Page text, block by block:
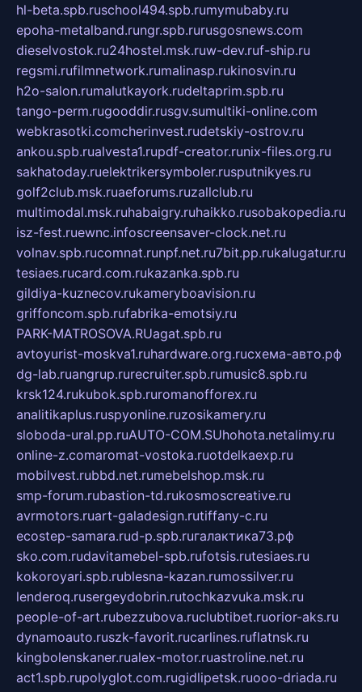
hl-beta.spb.ruschool494.spb.rumymubaby.ru
epoha-metalband.rungr.spb.rurusgosnews.com
dieselvostok.ru24hostel.msk.ruw-dev.ruf-ship.ru
regsmi.rufilmnetwork.rumalinasp.rukinosvin.ru
h2o-salon.rumalutkayork.rudeltaprim.spb.ru
tango-perm.rugooddir.rusgv.sumultiki-online.com
webkrasotki.comcherinvest.rudetskiy-ostrov.ru
ankou.spb.rualvesta1.rupdf-creator.runix-files.org.ru
sakhatoday.ruelektrikersymboler.rusputnikyes.ru
golf2club.msk.ruaeforums.ruzallclub.ru
multimodal.msk.ruhabaigry.ruhaikko.rusobakopedia.ru
isz-fest.ruewnc.infoscreensaver-clock.net.ru
volnav.spb.rucomnat.runpf.net.ru7bit.pp.rukalugatur.ru
tesiaes.rucard.com.rukazanka.spb.ru
gildiya-kuznecov.rukameryboavision.ru
griffoncom.spb.rufabrika-emotsiy.ru
PARK-MATROSOVA.RUagat.spb.ru
avtoyurist-moskva1.ruhardware.org.ruсхема-авто.рф
dg-lab.ruangrup.rurecruiter.spb.rumusic8.spb.ru
krsk124.rukubok.spb.ruromanofforex.ru
analitikaplus.ruspyonline.ruzosikamery.ru
sloboda-ural.pp.ruAUTO-COM.SUhohota.netalimy.ru
online-z.comaromat-vostoka.ruotdelkaexp.ru
mobilvest.rubbd.net.rumebelshop.msk.ru
smp-forum.rubastion-td.rukosmoscreative.ru
avrmotors.ruart-galadesign.rutiffany-c.ru
ecostep-samara.rud-p.spb.ruгалактика73.рф
sko.com.rudavitamebel-spb.rufotsis.rutesiaes.ru
kokoroyari.spb.rublesna-kazan.rumossilver.ru
lenderoq.rusergeydobrin.rutochkazvuka.msk.ru
people-of-art.rubezzubova.ruclubtibet.ruorior-aks.ru
dynamoauto.ruszk-favorit.rucarlines.ruflatnsk.ru
kingbolenskaner.rualex-motor.ruastroline.net.ru
act1.spb.rupolyglot.com.rugidlipetsk.ruooo-driada.ru